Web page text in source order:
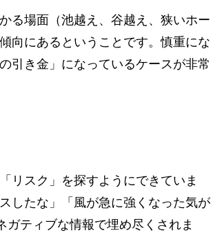
る場面（池越え、谷越え、狭いホー
向にあるということです。慎重にな
引き金」になっているケースが非常
リスク」を探すようにできていま
したな」「風が急に強くなった気が
ティブな情報で埋め尽くされま